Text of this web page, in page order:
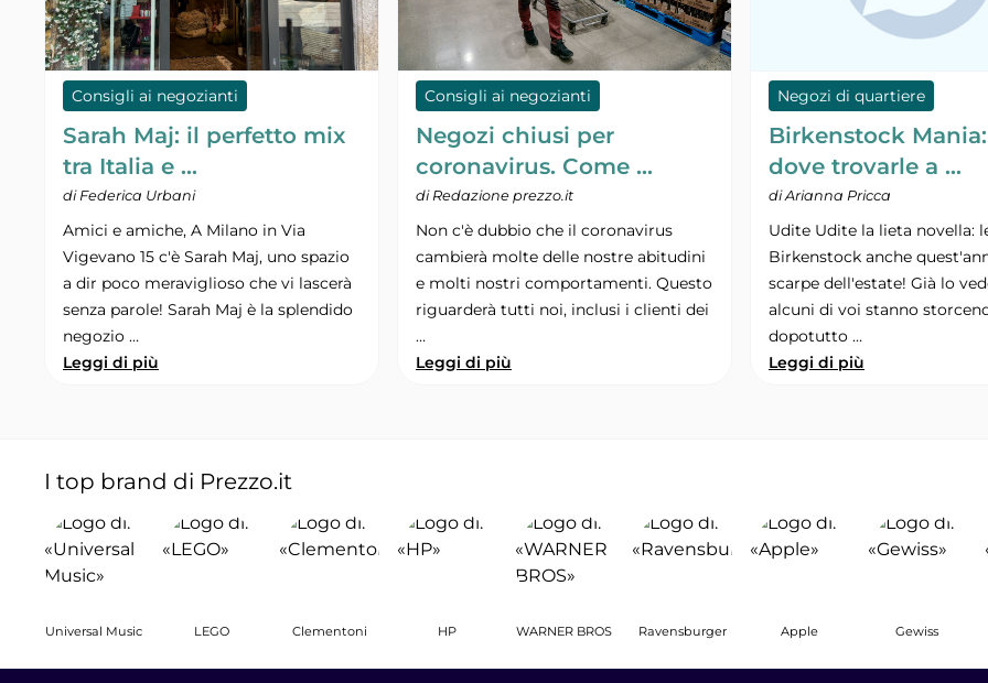
Consigli ai negozianti
Sarah Maj: il perfetto mix
tra Italia e …
di Federica Urbani
Amici e amiche, A Milano in Via
Vigevano 15 c'è Sarah Maj, uno spazio
a dir poco meraviglioso che vi lascerà
senza parole! Sarah Maj è la splendido
negozio …
Leggi di più
Consigli ai negozianti
Negozi chiusi per
coronavirus. Come …
di Redazione prezzo.it
Non c'è dubbio che il coronavirus
cambierà molte delle nostre abitudini
e molti nostri comportamenti. Questo
riguarderà tutti noi, inclusi i clienti dei
…
Leggi di più
Negozi di quartiere
Birkenstock
dove trovarle a …
di Arianna Pricca
Udite Udite la lieta novella:
Birkenstock anche
scarpe dell'estate! Già lo
alcuni di voi stanno
dopotutto …
Leggi di più
I top brand di Prezzo.it
Universal Music LEGO Clementoni HP WARNER BROS Ravensburger Apple Gewiss